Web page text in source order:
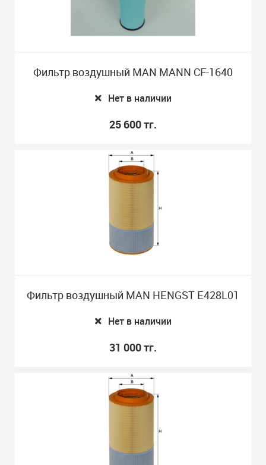
Фильтр воздушный MAN MANN CF-1640
Нет в наличии
25 600 тг.
Фильтр воздушный MAN HENGST E428L01
Нет в наличии
31 000 тг.